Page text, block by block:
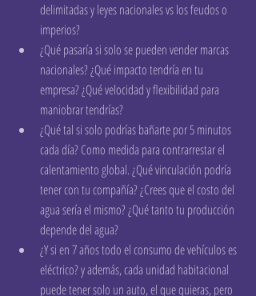
delimitadas y leyes nacionales vs los feudos o
imperios?
¿Qué pasaría si solo se pueden vender marcas
nacionales? ¿Qué impacto tendría en tu
empresa? ¿Qué velocidad y flexibilidad para
maniobrar tendrías?
¿Qué tal si solo podrías bañarte por 5 minutos
cada día? Como medida para contrarrestar el
calentamiento global. ¿Qué vinculación podría
tener con tu compañía? ¿Crees que el costo del
agua sería el mismo? ¿Qué tanto tu producción
depende del agua?
¿Y si en 7 años todo el consumo de vehículos es
eléctrico? y además, cada unidad habitacional
puede tener solo un auto, el que quieras, pero